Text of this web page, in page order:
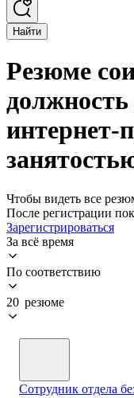
Найти
Резюме
интернет-
Чтобы видеть все
После регистрации
Зарегистрироваться
За всё время
По соответствию
20 резюме
Сотрудник отдела